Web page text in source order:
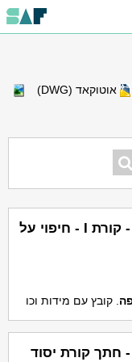
אוטוקאד (DWG)
סימבולים / בלוקים - קורת I - חיפוי על
. קובץ עם מידות וכו
חתך קורת יסוד